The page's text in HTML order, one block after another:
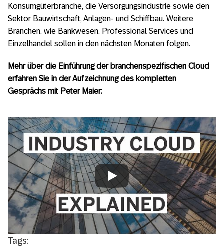
Konsumgüterbranche, die Versorgungsindustrie sowie den
Sektor Bauwirtschaft, Anlagen- und Schiffbau. Weitere
Branchen, wie Bankwesen, Professional Services und
Einzelhandel sollen in den nächsten Monaten folgen.
Mehr über die Einführung der branchenspezifischen Cloud
erfahren Sie in der Aufzeichnung des kompletten
Gesprächs mit Peter Maier:
Always allow YouTube
Tags: